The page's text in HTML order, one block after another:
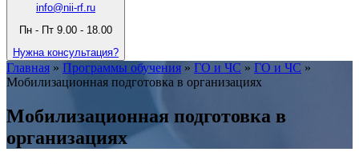
info@nii-rf.ru
Пн - Пт 9.00 - 18.00
Нужна консультация?
Главная » Программы обучения » ГО и ЧС » ГО и ЧС »
Мобилизационная подготовка в организациях
Мобилизационная подготовка в
организациях